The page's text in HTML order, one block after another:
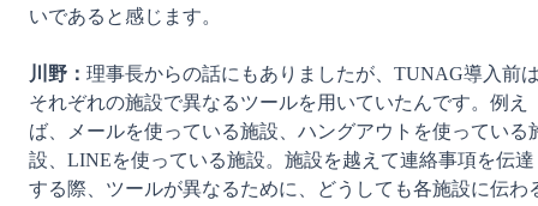
いであると感じます。
川野： 理事長からの話にもありましたが、TUNAG導入前
それぞれの施設で異なるツールを用いていたんです。例え
ば、メールを使っている施設、ハングアウトを使っている
設、LINEを使っている施設。施設を越えて連絡事項を伝達
する際、ツールが異なるために、どうしても各施設に伝わ